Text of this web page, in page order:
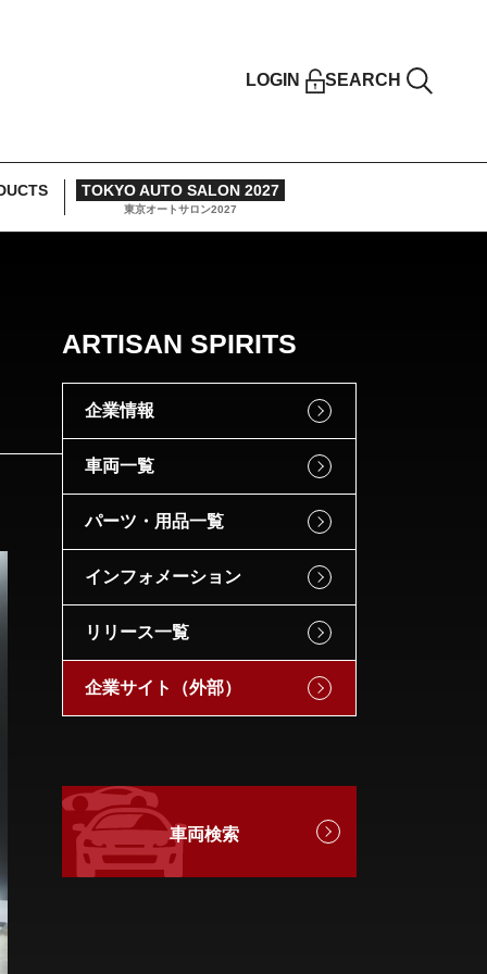
LOGIN SEARCH
TOKYO AUTO SALON 2027
東京オートサロン2027
ARTISAN SPIRITS
企業情報
車両一覧
パーツ・用品一覧
インフォメーション
リリース一覧
企業サイト（外部）
車両検索